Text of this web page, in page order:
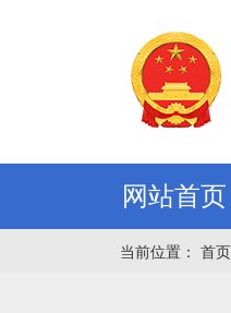
网站首页
当前位置： 首页